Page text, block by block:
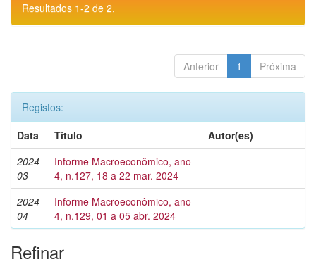
Resultados 1-2 de 2.
Anterior 1 Próxima
Registos:
Data
Título
Autor(es)
2024-
03
Informe Macroeconômico, ano
4, n.127, 18 a 22 mar. 2024
-
2024-
04
Informe Macroeconômico, ano
4, n.129, 01 a 05 abr. 2024
-
Refinar